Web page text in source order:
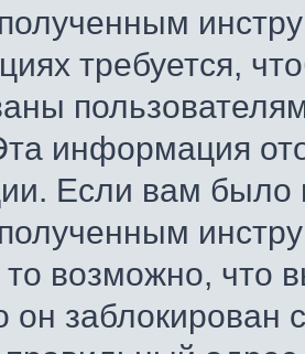
требуется,
информация
Если вам
то возможно, что
он